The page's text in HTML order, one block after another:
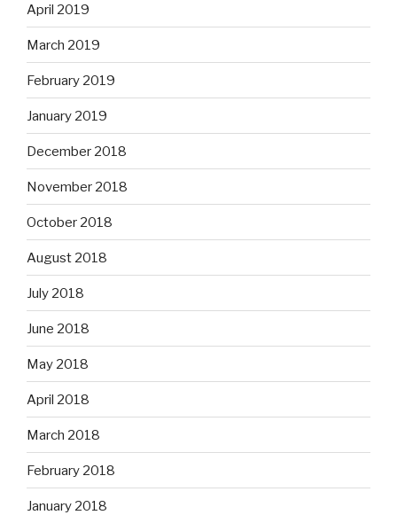
April 2019
March 2019
February 2019
January 2019
December 2018
November 2018
October 2018
August 2018
July 2018
June 2018
May 2018
April 2018
March 2018
February 2018
January 2018